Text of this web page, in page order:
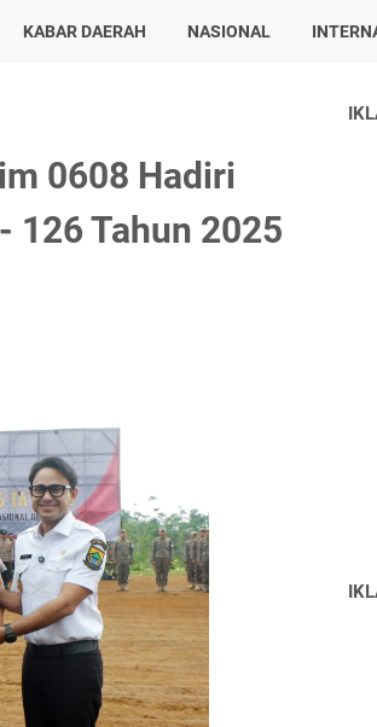
KABAR DAERAH NASIONAL
0608 Hadiri
126 Tahun 2025